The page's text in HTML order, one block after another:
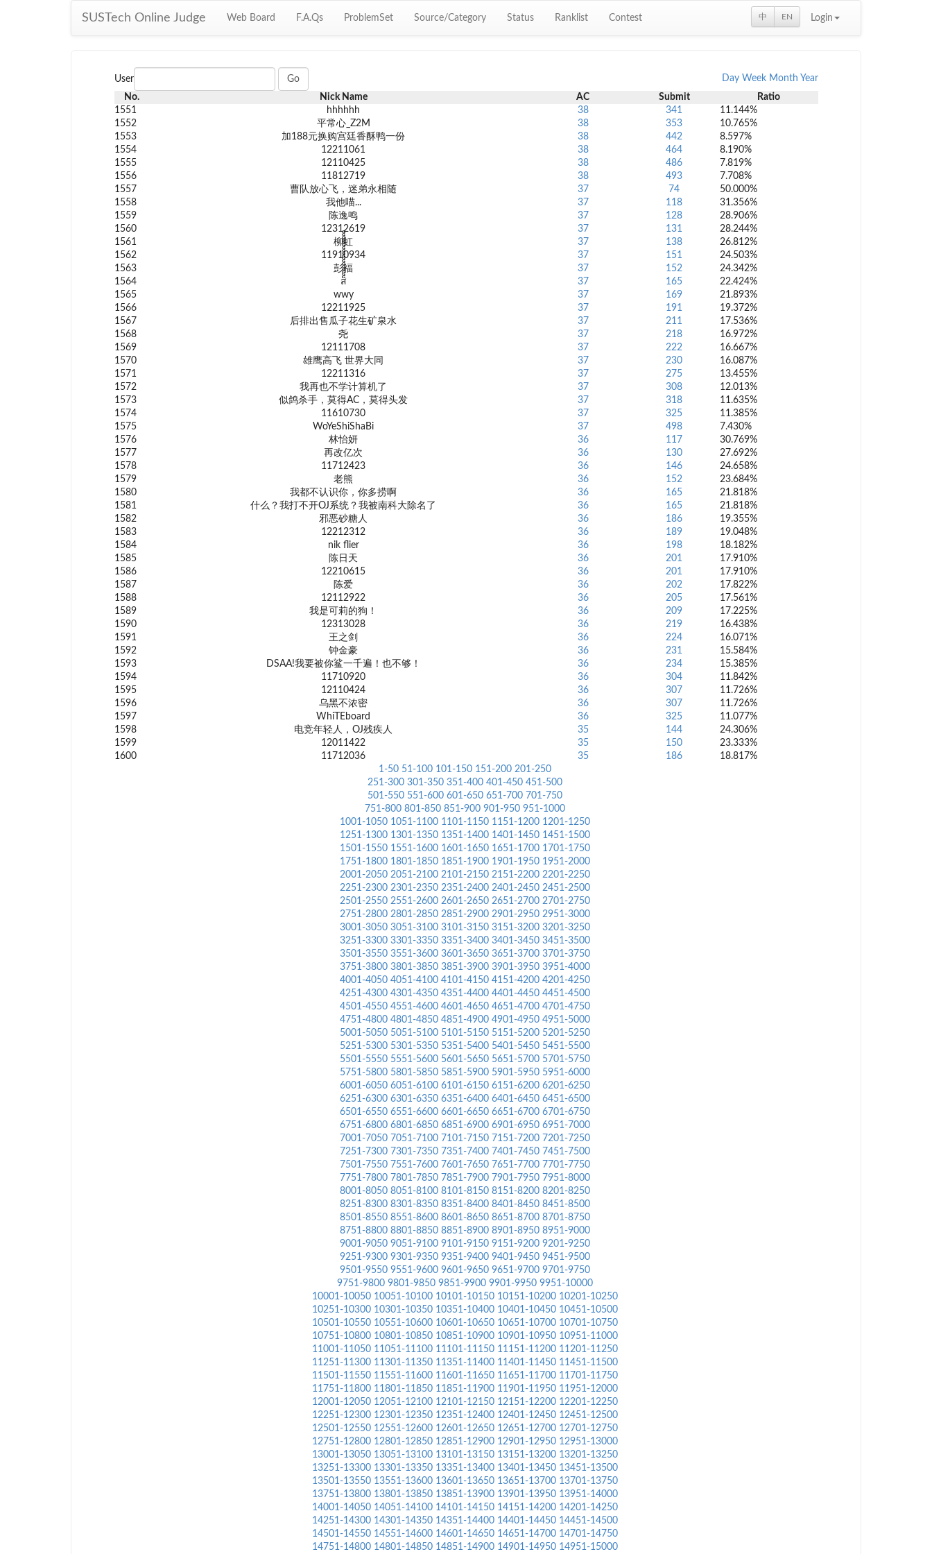
SUSTech Online Judge Web Board F.A.Qs ProblemSet Source/Category Status Ranklist Contest Login
中 EN
User Day Week Month Year
No.
Nick Name AC Submit
Ratio
1551
hhhhhh 38 341
11.144%
1552
平常心_Z2M 38 353
10.765%
1553
加188元换购宫廷香酥鸭一份 38 442
8.597%
1554
12211061 38 464
8.190%
1555
12110425 38 486
7.819%
1556
11812719 38 493
7.708%
1557
曹队放心飞，迷弟永相随 37 74
50.000%
1558
我他喵... 37 118
31.356%
1559
陈逸鸣 37 128
28.906%
1560
12312619 37 131
28.244%
1561
柳虹 37 138
26.812%
1562
11910934 37 151
24.503%
1563
彭福 37 152
24.342%
1564
ส็็็็็็็็็็็็็็็็็็ 37 165
22.424%
1565
wwy 37 169
21.893%
1566
12211925 37 191
19.372%
1567
后排出售瓜子花生矿泉水 37 211
17.536%
1568
尧 37 218
16.972%
1569
12111708 37 222
16.667%
1570
雄鹰高飞 世界大同 37 230
16.087%
1571
12211316 37 275
13.455%
1572
我再也不学计算机了 37 308
12.013%
1573
似鸽杀手，莫得AC，莫得头发 37 318
11.635%
1574
11610730 37 325
11.385%
1575
WoYeShiShaBi 37 498
7.430%
1576
林怡妍 36 117
30.769%
1577
再改亿次 36 130
27.692%
1578
11712423 36 146
24.658%
1579
老熊 36 152
23.684%
1580
我都不认识你，你多捞啊 36 165
21.818%
1581
什么？我打不开OJ系统？我被南科大除名了 36 165
21.818%
1582
邪恶砂糖人 36 186
19.355%
1583
12212312 36 189
19.048%
1584
nik flier 36 198
18.182%
1585
陈日天 36 201
17.910%
1586
12210615 36 201
17.910%
1587
陈爱 36 202
17.822%
1588
12112922 36 205
17.561%
1589
我是可莉的狗！ 36 209
17.225%
1590
12313028 36 219
16.438%
1591
王之剑 36 224
16.071%
1592
钟金豪 36 231
15.584%
1593
DSAA!我要被你鲨一千遍！也不够！ 36 234
15.385%
1594
11710920 36 304
11.842%
1595
12110424 36 307
11.726%
1596
乌黑不浓密 36 307
11.726%
1597
WhiTEboard 36 325
11.077%
1598
电竞年轻人，OJ残疾人 35 144
24.306%
1599
12011422 35 150
23.333%
1600
11712036 35 186
18.817%
1-50 51-100 101-150 151-200 201-250
251-300 301-350 351-400 401-450 451-500
501-550 551-600 601-650 651-700 701-750
751-800 801-850 851-900 901-950 951-1000
1001-1050 1051-1100 1101-1150 1151-1200 1201-1250
1251-1300 1301-1350 1351-1400 1401-1450 1451-1500
1501-1550 1551-1600 1601-1650 1651-1700 1701-1750
1751-1800 1801-1850 1851-1900 1901-1950 1951-2000
2001-2050 2051-2100 2101-2150 2151-2200 2201-2250
2251-2300 2301-2350 2351-2400 2401-2450 2451-2500
2501-2550 2551-2600 2601-2650 2651-2700 2701-2750
2751-2800 2801-2850 2851-2900 2901-2950 2951-3000
3001-3050 3051-3100 3101-3150 3151-3200 3201-3250
3251-3300 3301-3350 3351-3400 3401-3450 3451-3500
3501-3550 3551-3600 3601-3650 3651-3700 3701-3750
3751-3800 3801-3850 3851-3900 3901-3950 3951-4000
4001-4050 4051-4100 4101-4150 4151-4200 4201-4250
4251-4300 4301-4350 4351-4400 4401-4450 4451-4500
4501-4550 4551-4600 4601-4650 4651-4700 4701-4750
4751-4800 4801-4850 4851-4900 4901-4950 4951-5000
5001-5050 5051-5100 5101-5150 5151-5200 5201-5250
5251-5300 5301-5350 5351-5400 5401-5450 5451-5500
5501-5550 5551-5600 5601-5650 5651-5700 5701-5750
5751-5800 5801-5850 5851-5900 5901-5950 5951-6000
6001-6050 6051-6100 6101-6150 6151-6200 6201-6250
6251-6300 6301-6350 6351-6400 6401-6450 6451-6500
6501-6550 6551-6600 6601-6650 6651-6700 6701-6750
6751-6800 6801-6850 6851-6900 6901-6950 6951-7000
7001-7050 7051-7100 7101-7150 7151-7200 7201-7250
7251-7300 7301-7350 7351-7400 7401-7450 7451-7500
7501-7550 7551-7600 7601-7650 7651-7700 7701-7750
7751-7800 7801-7850 7851-7900 7901-7950 7951-8000
8001-8050 8051-8100 8101-8150 8151-8200 8201-8250
8251-8300 8301-8350 8351-8400 8401-8450 8451-8500
8501-8550 8551-8600 8601-8650 8651-8700 8701-8750
8751-8800 8801-8850 8851-8900 8901-8950 8951-9000
9001-9050 9051-9100 9101-9150 9151-9200 9201-9250
9251-9300 9301-9350 9351-9400 9401-9450 9451-9500
9501-9550 9551-9600 9601-9650 9651-9700 9701-9750
9751-9800 9801-9850 9851-9900 9901-9950 9951-10000
10001-10050 10051-10100 10101-10150 10151-10200 10201-10250
10251-10300 10301-10350 10351-10400 10401-10450 10451-10500
10501-10550 10551-10600 10601-10650 10651-10700 10701-10750
10751-10800 10801-10850 10851-10900 10901-10950 10951-11000
11001-11050 11051-11100 11101-11150 11151-11200 11201-11250
11251-11300 11301-11350 11351-11400 11401-11450 11451-11500
11501-11550 11551-11600 11601-11650 11651-11700 11701-11750
11751-11800 11801-11850 11851-11900 11901-11950 11951-12000
12001-12050 12051-12100 12101-12150 12151-12200 12201-12250
12251-12300 12301-12350 12351-12400 12401-12450 12451-12500
12501-12550 12551-12600 12601-12650 12651-12700 12701-12750
12751-12800 12801-12850 12851-12900 12901-12950 12951-13000
13001-13050 13051-13100 13101-13150 13151-13200 13201-13250
13251-13300 13301-13350 13351-13400 13401-13450 13451-13500
13501-13550 13551-13600 13601-13650 13651-13700 13701-13750
13751-13800 13801-13850 13851-13900 13901-13950 13951-14000
14001-14050 14051-14100 14101-14150 14151-14200 14201-14250
14251-14300 14301-14350 14351-14400 14401-14450 14451-14500
14501-14550 14551-14600 14601-14650 14651-14700 14701-14750
14751-14800 14801-14850 14851-14900 14901-14950 14951-15000